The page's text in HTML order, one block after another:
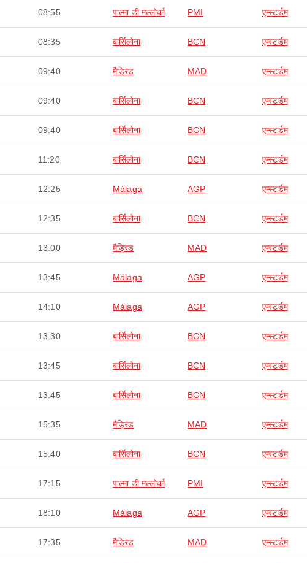
08:55 पाल्मा डी मल्लोर्का PMI एम्स्टर्डम
08:35 बार्सिलोना BCN एम्स्टर्डम
09:40 मैड्रिड MAD एम्स्टर्डम
09:40 बार्सिलोना BCN एम्स्टर्डम
09:40 बार्सिलोना BCN एम्स्टर्डम
11:20 बार्सिलोना BCN एम्स्टर्डम
12:25 Málaga AGP एम्स्टर्डम
12:35 बार्सिलोना BCN एम्स्टर्डम
13:00 मैड्रिड MAD एम्स्टर्डम
13:45 Málaga AGP एम्स्टर्डम
14:10 Málaga AGP एम्स्टर्डम
13:30 बार्सिलोना BCN एम्स्टर्डम
13:45 बार्सिलोना BCN एम्स्टर्डम
13:45 बार्सिलोना BCN एम्स्टर्डम
15:35 मैड्रिड MAD एम्स्टर्डम
15:40 बार्सिलोना BCN एम्स्टर्डम
17:15 पाल्मा डी मल्लोर्का PMI एम्स्टर्डम
18:10 Málaga AGP एम्स्टर्डम
17:35 मैड्रिड MAD एम्स्टर्डम